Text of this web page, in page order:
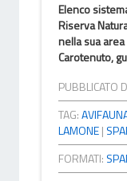
Elenco
Riserva
nella sua
Carotenuto,
PUBBLICATO
TAG:
LAMONE|
FORMATI: